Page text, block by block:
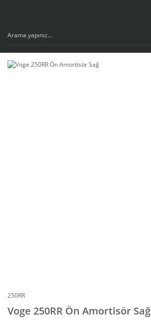
250RR
Voge 250RR Ön Amortisör Sağ